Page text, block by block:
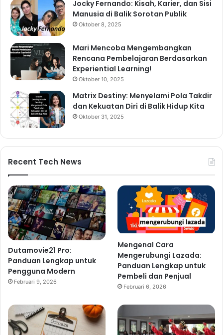
Jocky Fernando: Kisah, Karier, dan Sisi
Manusia di Balik Sorotan Publik
Oktober 8, 2025
Mari Mencoba Mengembangkan
Rencana Pembelajaran Berdasarkan
Experiential Learning!
Oktober 10, 2025
Matrix Destiny: Menyelami Pola Takdir
dan Kekuatan Diri di Balik Hidup Kita
Oktober 31, 2025
Recent Tech News
Dutamovie21 Pro:
Panduan Lengkap untuk
Pengguna Modern
Februari 9, 2026
Mengenal Cara
Mengerubungi Lazada:
Panduan Lengkap untuk
Pembeli dan Penjual
Februari 6, 2026